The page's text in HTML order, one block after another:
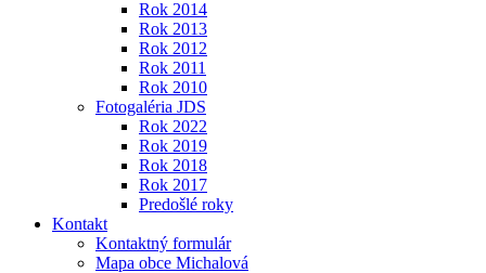
Rok 2014
Rok 2013
Rok 2012
Rok 2011
Rok 2010
Fotogaléria JDS
Rok 2022
Rok 2019
Rok 2018
Rok 2017
Predošlé roky
Kontakt
Kontaktný formulár
Mapa obce Michalová